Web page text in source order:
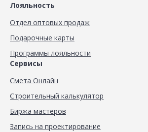
Лояльность
Отдел оптовых продаж
Подарочные карты
Программы лояльности
Сервисы
Смета Онлайн
Строительный калькулятор
Биржа мастеров
Запись на проектирование